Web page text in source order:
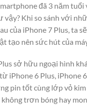
đã 3 năm
vậy? Khi so sánh với
của iPhone 7 Plus, ta
tạo nên sức hút của
sở hữu ngoại hình
iPhone 6 Plus, iPhone
pin tốt cùng lớp vỏ kim
không trơn bóng hay